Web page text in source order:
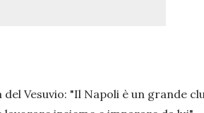
Vesuvio: "Il Napoli è un grande